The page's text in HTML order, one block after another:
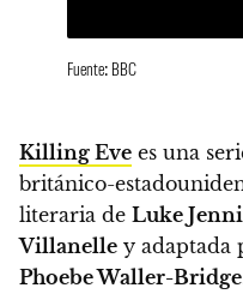
Fuente: BBC
Killing Eve es una
británico-
literaria de Luke
Villanelle y adaptada
Phoebe Waller-Bridge